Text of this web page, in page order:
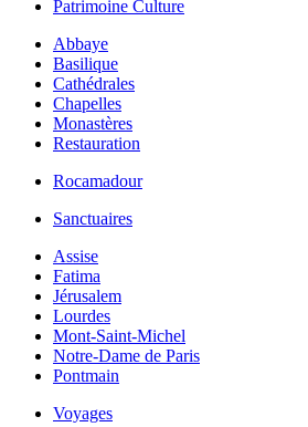
Patrimoine Culture
Abbaye
Basilique
Cathédrales
Chapelles
Monastères
Restauration
Rocamadour
Sanctuaires
Assise
Fatima
Jérusalem
Lourdes
Mont-Saint-Michel
Notre-Dame de Paris
Pontmain
Voyages